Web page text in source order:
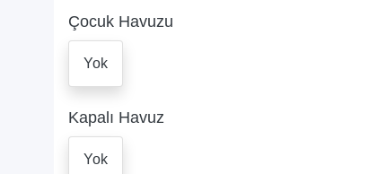
Çocuk Havuzu
Yok
Kapalı Havuz
Yok